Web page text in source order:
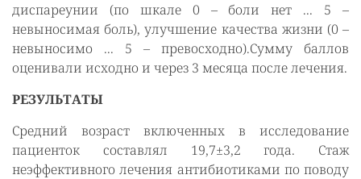
диспареунии (по шкале 0 – боли нет ... 5 –
невыносимая боль), улучшение качества жизни (0 –
невыносимо ... 5 – превосходно).Сумму баллов
оценивали исходно и через 3 месяца после лечения.
РЕЗУЛЬТАТЫ
Средний возраст включенных в исследование
пациенток составлял 19,7±3,2 года. Стаж
неэффективного лечения антибиотиками по поводу